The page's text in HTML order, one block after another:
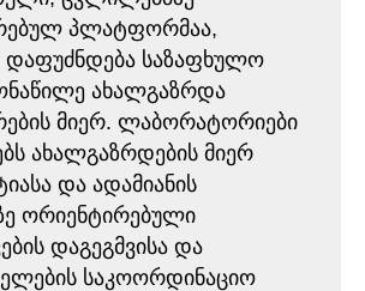
პლატფორმაა,
საზაფხულო
ახალგაზრდა
მიერ. ლაბორატორიები
ახალგაზრდების მიერ
და ადამიანის
ორიენტირებული
დაგეგმვისა და
საკოორდინაციო